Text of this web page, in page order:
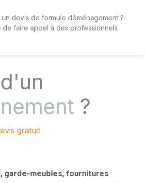
devis de formule déménagement ?
de faire appel à des professionnels
?
gratuit
garde-meubles, fournitures